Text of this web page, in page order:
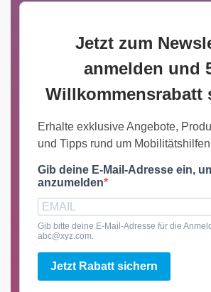
Jetzt zum
anmelden und
Willkommensrabatt
Erhalte exklusive Angebote,
und Tipps rund um
Gib deine E-Mail-Adresse ein,
anzumelden
Gib bitte deine E-Mail-Adresse für die
abc@xyz.com.
Jetzt Rabatt sichern